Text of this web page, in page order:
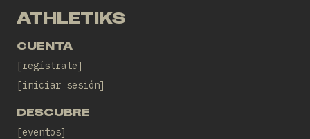
ATHLETIKS
CUENTA
regístrate
iniciar sesión
DESCUBRE
eventos